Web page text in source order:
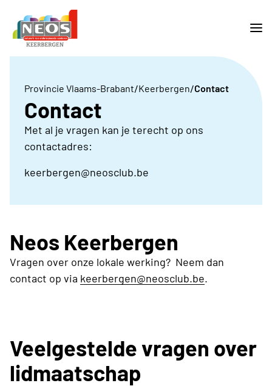
Provincie Vlaams-Brabant/Keerbergen/Contact
Contact
Met al je vragen kan je terecht op ons
contactadres:
keerbergen@neosclub.be
Neos Keerbergen
Vragen over onze lokale werking? Neem dan
contact op via keerbergen@neosclub.be.
Veelgestelde vragen over
lidmaatschap